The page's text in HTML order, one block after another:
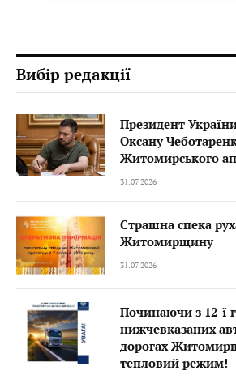
Вибір редакції
Президент
Оксану
Житомирського
31.07.2026
Страшна спека
Житомирщину
31.07.2026
Починаючи з 12-ї
нижчевказаних
дорогах
тепловий режим!